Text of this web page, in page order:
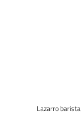
Lazarro